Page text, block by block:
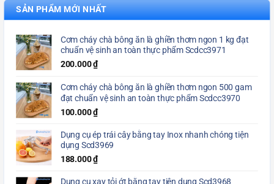
SẢN PHẨM MỚI NHẤT
Cơm cháy chà bông ăn là ghiền thơm ngon 1 kg đạt
chuẩn vệ sinh an toàn thực phẩm Scdcc3971
200.000₫
Cơm cháy chà bông ăn là ghiền thơm ngon 500 gam
đạt chuẩn vệ sinh an toàn thực phẩm Scdcc3970
100.000₫
Dụng cụ ép trái cây bằng tay Inox nhanh chóng tiện
dụng Scd3969
188.000₫